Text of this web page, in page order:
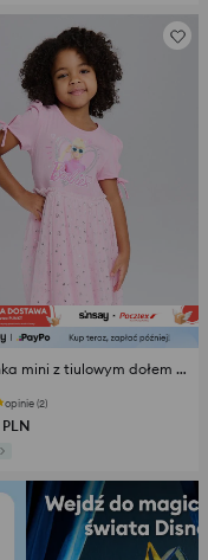
Sukienka mini z tiulowym dołem Barbie
opinie (2)
PLN